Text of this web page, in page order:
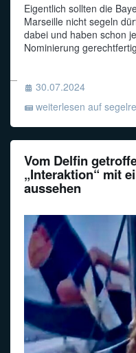
Eigentlich sollten die
Marseille nicht segeln
dabei und haben schon
Nominierung
30.07.2024
weiterlesen auf
Vom Delfin
„Interaktion“ mit
aussehen